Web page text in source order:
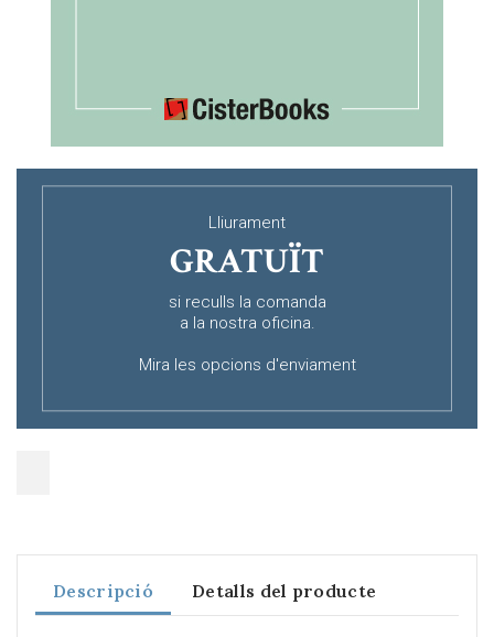
Lliurament
GRATUÏT
si reculls la comanda
a la nostra oficina.
Mira les opcions d'enviament
Descripció Detalls del producte